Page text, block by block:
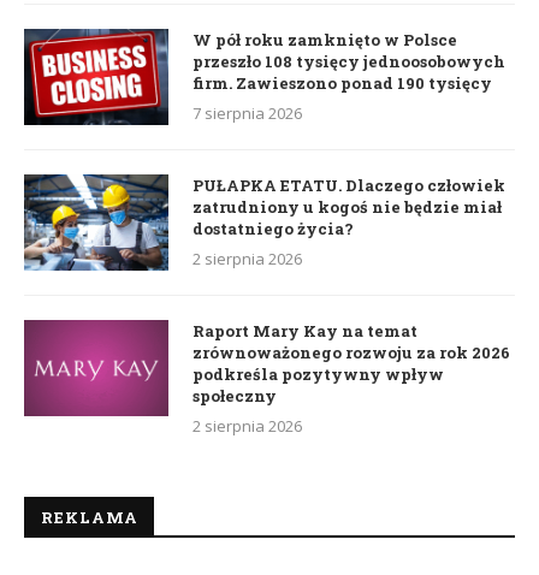
W pół roku zamknięto w Polsce
przeszło 108 tysięcy jednoosobowych
firm. Zawieszono ponad 190 tysięcy
7 sierpnia 2026
PUŁAPKA ETATU. Dlaczego człowiek
zatrudniony u kogoś nie będzie miał
dostatniego życia?
2 sierpnia 2026
Raport Mary Kay na temat
zrównoważonego rozwoju za rok 2026
podkreśla pozytywny wpływ
społeczny
2 sierpnia 2026
REKLAMA